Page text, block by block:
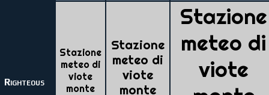
Righteous
Stazione
meteo di
viote
monte
Stazione
meteo di
viote
monte
Stazione
meteo di
viote